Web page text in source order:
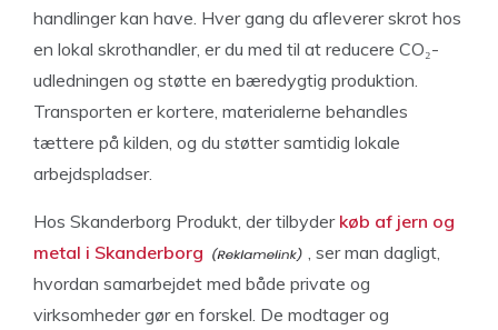
handlinger kan have. Hver gang du afleverer skrot hos
en lokal skrothandler, er du med til at reducere CO₂-
udledningen og støtte en bæredygtig produktion.
Transporten er kortere, materialerne behandles
tættere på kilden, og du støtter samtidig lokale
arbejdspladser.
Hos Skanderborg Produkt, der tilbyder køb af jern og
metal i Skanderborg
, ser man dagligt,
hvordan samarbejdet med både private og
virksomheder gør en forskel. De modtager og